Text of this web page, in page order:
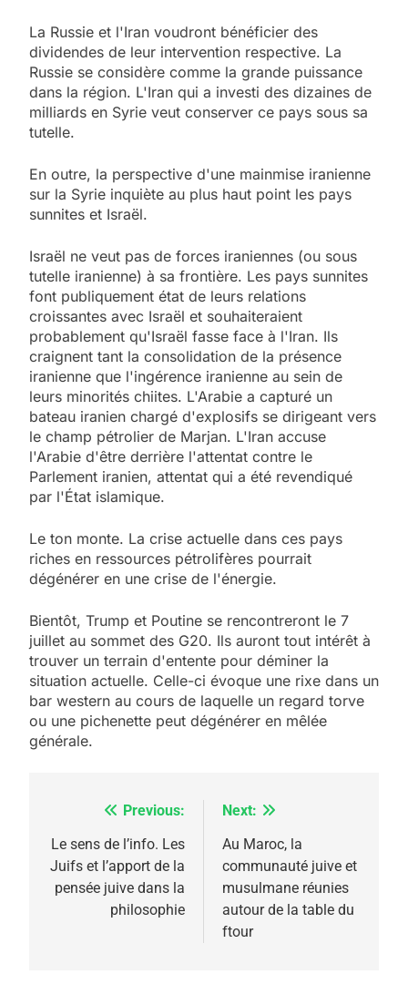
La Russie et l'Iran voudront bénéficier des
dividendes de leur intervention respective. La
Russie se considère comme la grande puissance
dans la région. L'Iran qui a investi des dizaines de
milliards en Syrie veut conserver ce pays sous sa
tutelle.
En outre, la perspective d'une mainmise iranienne
sur la Syrie inquiète au plus haut point les pays
sunnites et Israël.
Israël ne veut pas de forces iraniennes (ou sous
tutelle iranienne) à sa frontière. Les pays sunnites
font publiquement état de leurs relations
croissantes avec Israël et souhaiteraient
probablement qu'Israël fasse face à l'Iran. Ils
craignent tant la consolidation de la présence
iranienne que l'ingérence iranienne au sein de
leurs minorités chiites. L'Arabie a capturé un
bateau iranien chargé d'explosifs se dirigeant vers
le champ pétrolier de Marjan. L'Iran accuse
l'Arabie d'être derrière l'attentat contre le
Parlement iranien, attentat qui a été revendiqué
par l'État islamique.
Le ton monte. La crise actuelle dans ces pays
riches en ressources pétrolifères pourrait
dégénérer en une crise de l'énergie.
Bientôt, Trump et Poutine se rencontreront le 7
juillet au sommet des G20. Ils auront tout intérêt à
trouver un terrain d'entente pour déminer la
situation actuelle. Celle-ci évoque une rixe dans un
bar western au cours de laquelle un regard torve
ou une pichenette peut dégénérer en mêlée
générale.
Navigation
de
l’article
Previous:
Le sens de l’info. Les
Juifs et l’apport de la
pensée juive dans la
philosophie
Next:
Au Maroc, la
communauté juive et
musulmane réunies
autour de la table du
ftour